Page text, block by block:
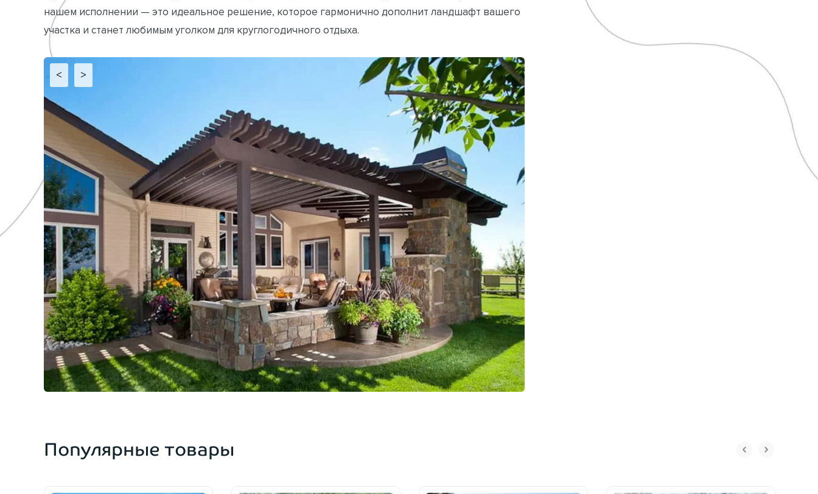
нашем исполнении — это идеальное решение, которое гармонично дополнит ландшафт вашего
участка и станет любимым уголком для круглогодичного отдыха.
< >
Популярные товары